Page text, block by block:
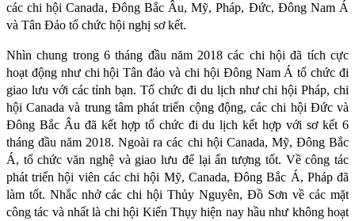
các chi hội Canada, Đông Bắc Âu, Mỹ, Pháp, Đức, Đông Nam Á
và Tân Đảo tổ chức hội nghị sơ kết.
Nhìn chung trong 6 tháng đầu năm 2018 các chi hội đã tích cực
hoạt động như chi hội Tân đảo và chi hội Đông Nam Á tổ chức đi
giao lưu với các tỉnh bạn. Tổ chức đi du lịch như chi hội Pháp, chi
hội Canada và trung tâm phát triển cộng động, các chi hội Đức và
Đông Bắc Âu đã kết hợp tổ chức đi du lịch kết hợp với sơ kết 6
tháng đầu năm 2018. Ngoài ra các chi hội Canada, Mỹ, Đông Bắc
Á, tổ chức văn nghệ và giao lưu để lại ấn tượng tốt. Về công tác
phát triển hội viên các chi hội Mỹ, Canada, Đông Bắc Á, Pháp đã
làm tốt. Nhắc nhở các chi hội Thủy Nguyên, Đồ Sơn về các mặt
công tác và nhất là chi hội Kiến Thụy hiện nay hầu như không hoạt